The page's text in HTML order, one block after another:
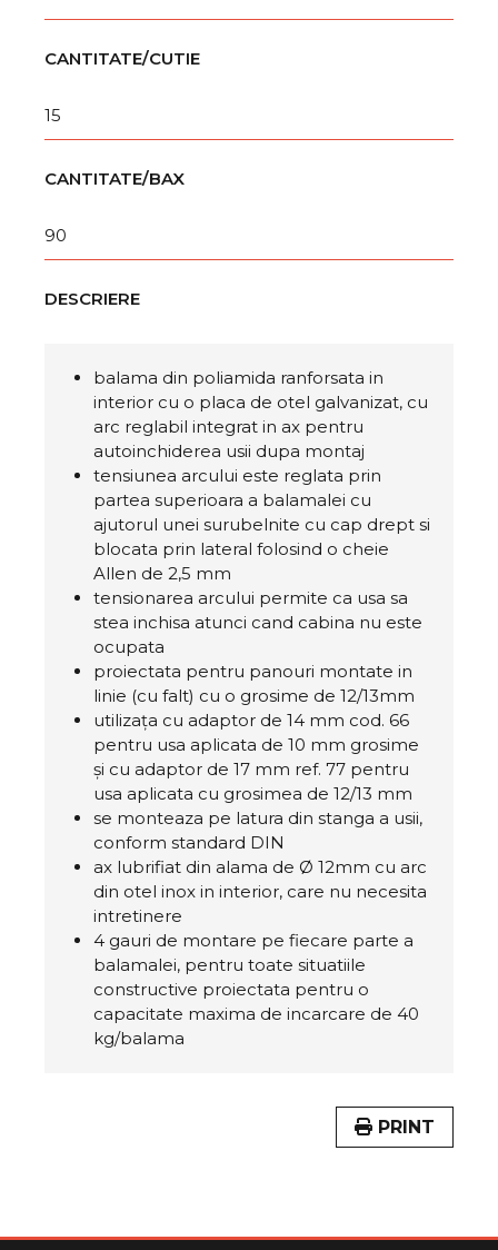
CANTITATE/CUTIE
15
CANTITATE/BAX
90
DESCRIERE
balama din poliamida ranforsata in
interior cu o placa de otel galvanizat, cu
arc reglabil integrat in ax pentru
autoinchiderea usii dupa montaj
tensiunea arcului este reglata prin
partea superioara a balamalei cu
ajutorul unei surubelnite cu cap drept si
blocata prin lateral folosind o cheie
Allen de 2,5 mm
tensionarea arcului permite ca usa sa
stea inchisa atunci cand cabina nu este
ocupata
proiectata pentru panouri montate in
linie (cu falt) cu o grosime de 12/13mm
utilizața cu adaptor de 14 mm cod. 66
pentru usa aplicata de 10 mm grosime
și cu adaptor de 17 mm ref. 77 pentru
usa aplicata cu grosimea de 12/13 mm
se monteaza pe latura din stanga a usii,
conform standard DIN
ax lubrifiat din alama de Ø 12mm cu arc
din otel inox in interior, care nu necesita
intretinere
4 gauri de montare pe fiecare parte a
balamalei, pentru toate situatiile
constructive proiectata pentru o
capacitate maxima de incarcare de 40
kg/balama
PRINT